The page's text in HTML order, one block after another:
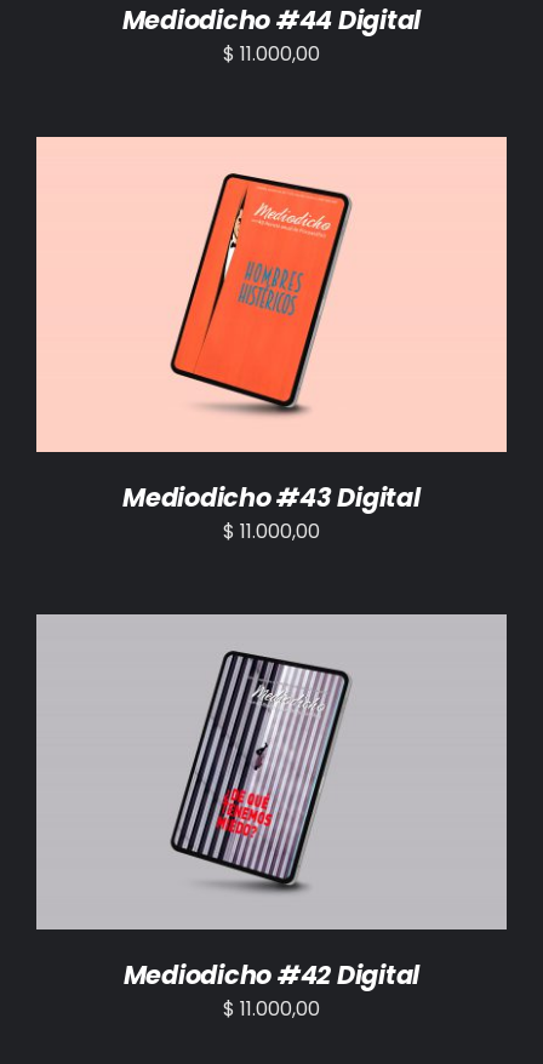
Mediodicho #44 Digital
$ 11.000,00
AÑADIR AL CARRITO /
Mediodicho #43 Digital
$ 11.000,00
AÑADIR AL CARRITO /
Mediodicho #42 Digital
$ 11.000,00